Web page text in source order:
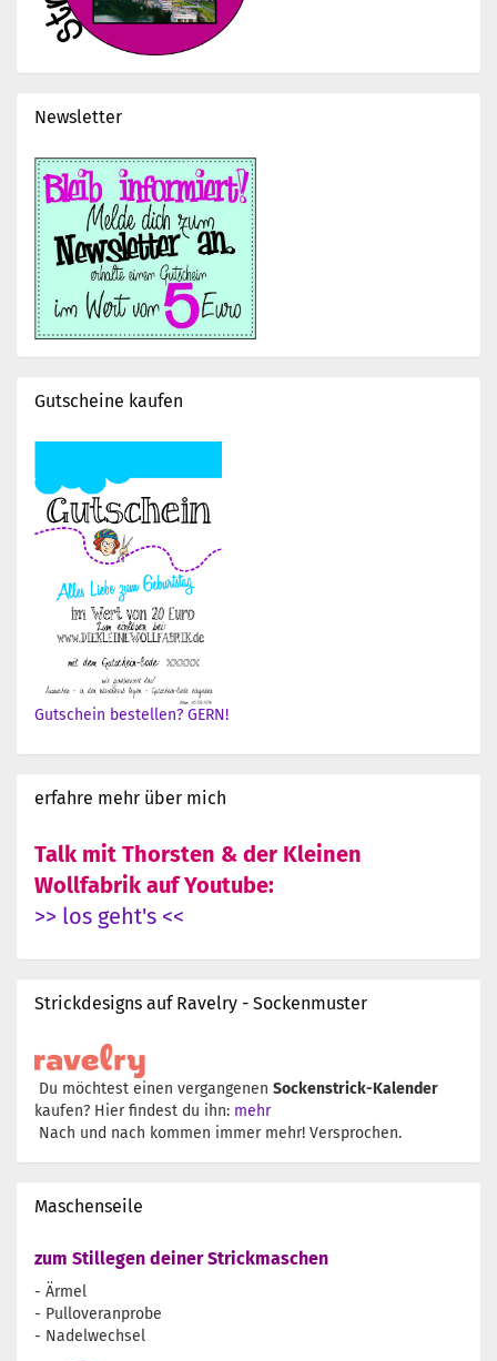
Newsletter
Gutscheine kaufen
Gutschein bestellen? GERN!
erfahre mehr über mich
Talk mit Thorsten & der Kleinen
Wollfabrik auf Youtube:
>> los geht's <<
Strickdesigns auf Ravelry - Sockenmuster
Du möchtest einen vergangenen Sockenstrick-Kalender
kaufen? Hier findest du ihn: mehr
Nach und nach kommen immer mehr! Versprochen.
Maschenseile
zum Stillegen deiner Strickmaschen
- Ärmel
- Pulloveranprobe
- Nadelwechsel